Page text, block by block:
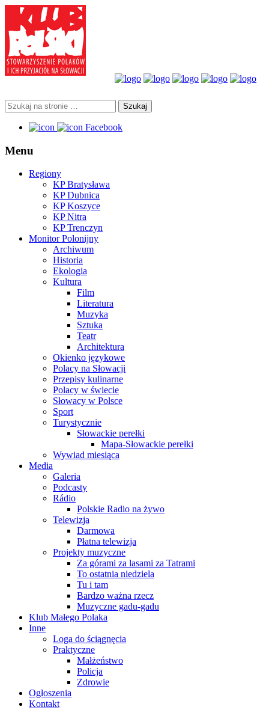
Facebook
Menu
Regiony
KP Bratysława
KP Dubnica
KP Koszyce
KP Nitra
KP Trenczyn
Monitor Polonijny
Archiwum
Historia
Ekologia
Kultura
Film
Literatura
Muzyka
Sztuka
Teatr
Architektura
Okienko językowe
Polacy na Słowacji
Przepisy kulinarne
Polacy w świecie
Słowacy w Polsce
Sport
Turystycznie
Słowackie perełki
Mapa-Słowackie perełki
Wywiad miesiąca
Media
Galeria
Podcasty
Rádio
Polskie Radio na żywo
Telewizja
Darmowa
Płatna telewizja
Projekty muzyczne
Za górami za lasami za Tatrami
To ostatnia niedziela
Tu i tam
Bardzo ważna rzecz
Muzyczne gadu-gadu
Klub Małego Polaka
Inne
Loga do ściągnęcia
Praktyczne
Małżeństwo
Policja
Zdrowie
Ogłoszenia
Kontakt